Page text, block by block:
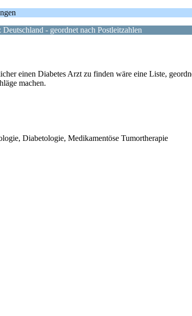
- geordnet nach Postleitzahlen
einen Diabetes Arzt zu finden wäre eine Liste,
machen.
Diabetologie, Medikamentöse Tumortherapie